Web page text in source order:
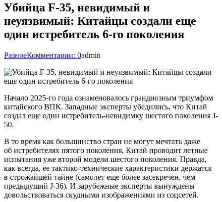
Убийца F-35, невидимый и
неуязвимый: Китайцы создали еще
один истребитель 6-го поколения
РазноеКомментарии: 0admin
Начало 2025-го года ознаменовалось грандиозным триумфом
китайского ВПК. Западные эксперты убедились, что Китай
создал еще один истребитель-невидимку шестого поколения J-
50.
В то время как большинство стран не могут мечтать даже
об истребителях пятого поколения, Китай проводит летные
испытания уже второй модели шестого поколения. Правда,
как всегда, ее тактико-технические характеристики держатся
в строжайшей тайне (самолет еще более засекречен, чем
предыдущий J-36). И зарубежные эксперты вынуждены
довольствоваться скудными изображениями из соцсетей.